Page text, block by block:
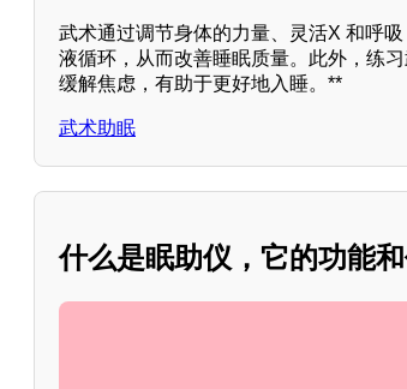
武术通过调节身体的力量、灵活X 和呼
液循环，从而改善睡眠质量。此外，练
缓解焦虑，有助于更好地入睡。**
武术助眠
什么是眠助仪，它的功能